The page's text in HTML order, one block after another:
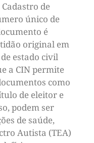
de
único de
é
original em
estado civil
a CIN permite
como
de eleitor e
podem ser
de saúde,
Autista (TEA)